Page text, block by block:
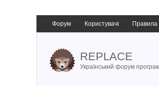
Форум Користувачі Правила
REPLACE
Український форум